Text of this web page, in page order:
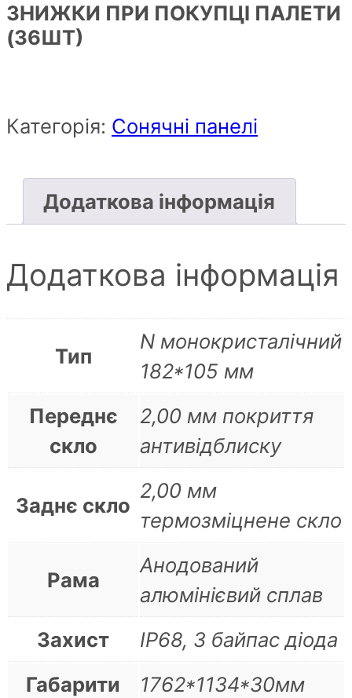
ЗНИЖКИ ПРИ ПОКУПЦІ ПАЛЕТИ
(36ШТ)
Категорія: Сонячні панелі
Додаткова інформація
Додаткова інформація
Тип
N монокристалічний
182*105 мм
Переднє
скло
2,00 мм покриття
антивідблиску
Заднє скло
2,00 мм
термозміцнене скло
Рама
Анодований
алюмінієвий сплав
Захист
IP68, 3 байпас діода
Габарити
1762*1134*30мм